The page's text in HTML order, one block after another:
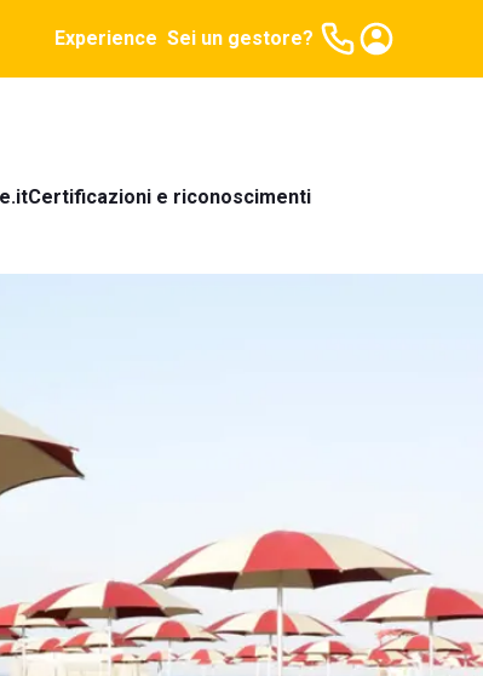
Experience Sei un gestore?
Certificazioni e riconoscimenti